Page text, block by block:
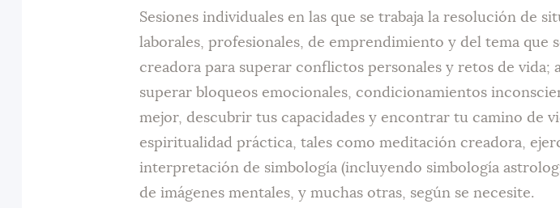
Sesiones individuales en las que se trabaja la resolución de
laborales, profesionales, de emprendimiento y del tema que
creadora para superar conflictos personales y retos de
superar bloqueos emocionales, condicionamientos
mejor, descubrir tus capacidades y encontrar tu camino de
espiritualidad práctica, tales como meditación creadora,
interpretación de simbología (incluyendo simbología
de imágenes mentales, y muchas otras, según se necesite.